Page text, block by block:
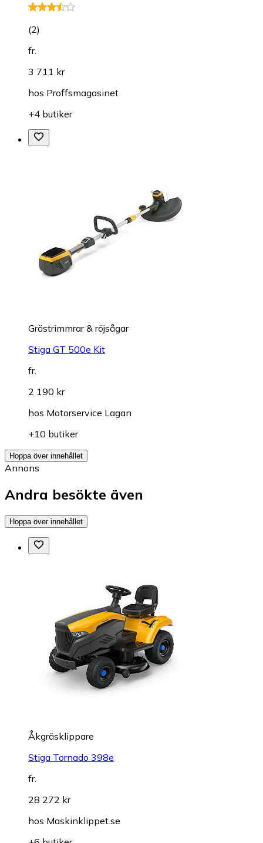
(2)
fr.
3 711 kr
hos Proffsmagasinet
+4 butiker
Grästrimmrar & röjsågar
Stiga GT 500e Kit
fr.
2 190 kr
hos Motorservice Lagan
+10 butiker
Hoppa över innehållet
Annons
Andra besökte även
Hoppa över innehållet
Åkgräsklippare
Stiga Tornado 398e
fr.
28 272 kr
hos Maskinklippet.se